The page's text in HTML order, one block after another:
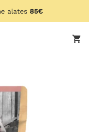
alates 85€